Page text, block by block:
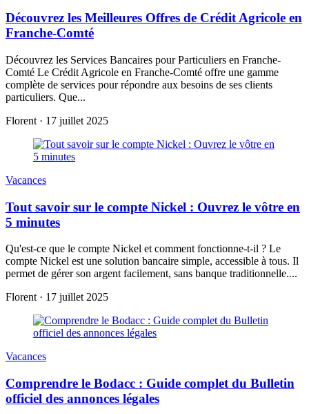
Découvrez les Meilleures Offres de Crédit Agricole en
Franche-Comté
Découvrez les Services Bancaires pour Particuliers en Franche-
Comté Le Crédit Agricole en Franche-Comté offre une gamme
complète de services pour répondre aux besoins de ses clients
particuliers. Que...
Florent · 17 juillet 2025
Vacances
Tout savoir sur le compte Nickel : Ouvrez le vôtre en
5 minutes
Qu'est-ce que le compte Nickel et comment fonctionne-t-il ? Le
compte Nickel est une solution bancaire simple, accessible à tous. Il
permet de gérer son argent facilement, sans banque traditionnelle....
Florent · 17 juillet 2025
Vacances
Comprendre le Bodacc : Guide complet du Bulletin
officiel des annonces légales